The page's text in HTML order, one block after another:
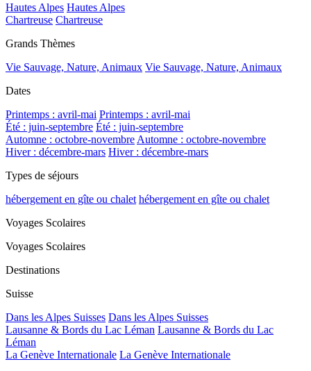
Hautes Alpes Hautes Alpes
Chartreuse Chartreuse
Grands Thèmes
Vie Sauvage, Nature, Animaux Vie Sauvage, Nature, Animaux
Dates
Printemps : avril-mai Printemps : avril-mai
Été : juin-septembre Été : juin-septembre
Automne : octobre-novembre Automne : octobre-novembre
Hiver : décembre-mars Hiver : décembre-mars
Types de séjours
hébergement en gîte ou chalet hébergement en gîte ou chalet
Voyages Scolaires
Voyages Scolaires
Destinations
Suisse
Dans les Alpes Suisses Dans les Alpes Suisses
Lausanne & Bords du Lac Léman Lausanne & Bords du Lac
Léman
La Genève Internationale La Genève Internationale